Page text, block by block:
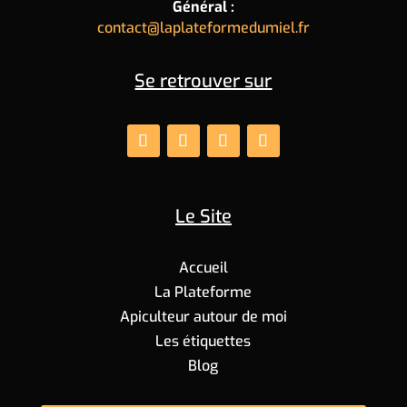
Général :
contact@laplateformedumiel.fr
Se retrouver sur
Le Site
Accueil
La Plateforme
Apiculteur autour de moi
Les étiquettes
Blog